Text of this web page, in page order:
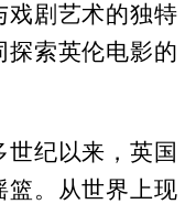
戏剧艺术的独特
探索英伦电影的
纪以来，英国
篮。从世界上现